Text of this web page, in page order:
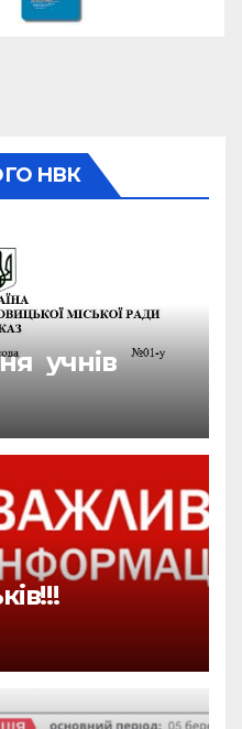
НВК
учнів